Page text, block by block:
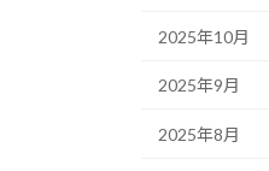
2025年10月
2025年9月
2025年8月